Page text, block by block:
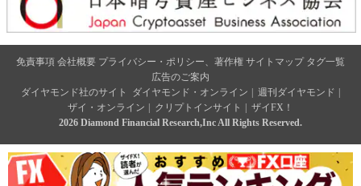
免責事項 会社概要 プライバシー・ポリシー、著作権 サイトマップ タグ一覧
広告のご案内
ダイヤモンド社のサイト
ダイヤモンド・オンライン 週刊ダイヤモンド
ザイ・オンライン
クリプトインサイト
ザイFX！
2026 Diamond Financial Research,Inc All Rights Reserved.